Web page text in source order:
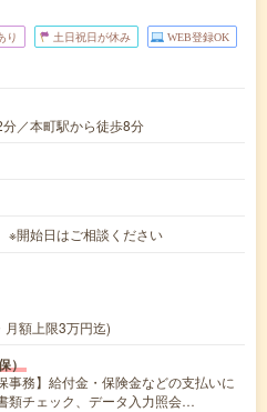
り 土日祝日が休み WEB登録OK
／本町駅から徒歩8分
※開始日はご相談ください
額上限3万円迄)
）
事務】給付金・保険金などの支払いに
類チェック、データ入力照会…